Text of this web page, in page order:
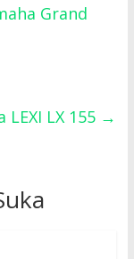
Grand
LX 155 →